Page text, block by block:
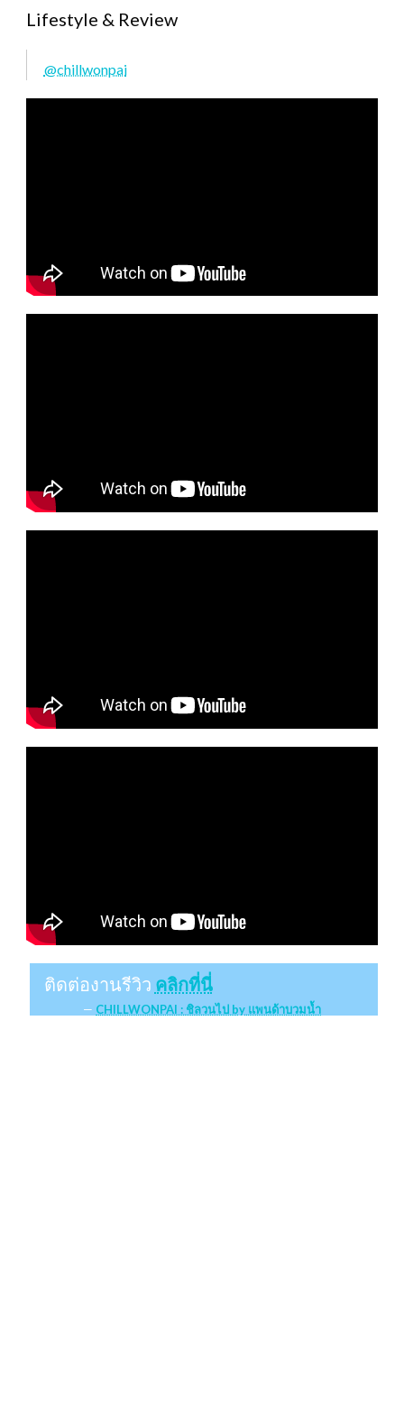
Lifestyle & Review
@chillwonpai
ติดต่องานรีวิว คลิกที่นี่
CHILLWONPAI : ชิลวนไป by แพนด้าบวมน้ำ